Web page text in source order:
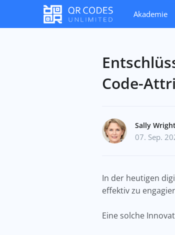
Akademie
Code-
Sally Wright
07. Sep.
In der heutigen
effektiv zu
Eine solche